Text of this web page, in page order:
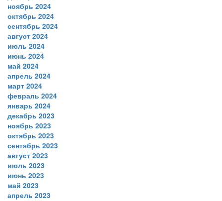
ноябрь 2024
октябрь 2024
сентябрь 2024
август 2024
июль 2024
июнь 2024
май 2024
апрель 2024
март 2024
февраль 2024
январь 2024
декабрь 2023
ноябрь 2023
октябрь 2023
сентябрь 2023
август 2023
июль 2023
июнь 2023
май 2023
апрель 2023